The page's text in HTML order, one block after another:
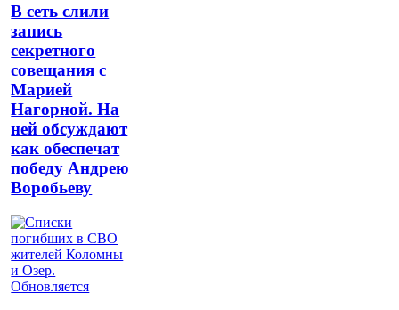
В сеть слили
запись
секретного
совещания с
Марией
Нагорной. На
ней обсуждают
как обеспечат
победу Андрею
Воробьеву